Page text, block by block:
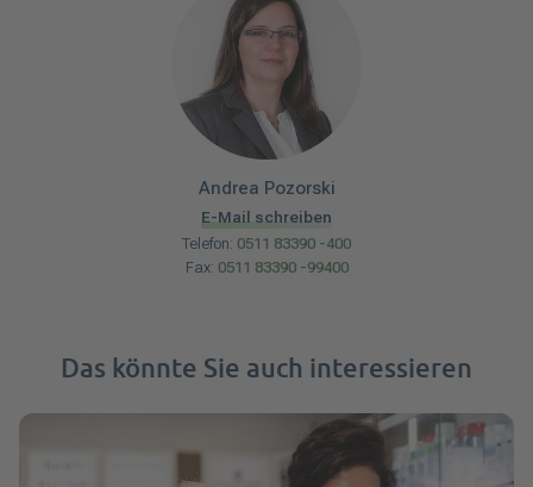
Andrea Pozorski
E-Mail schreiben
Telefon: 0511 83390 -400
Fax: 0511 83390 -99400
Das könnte Sie auch interessieren